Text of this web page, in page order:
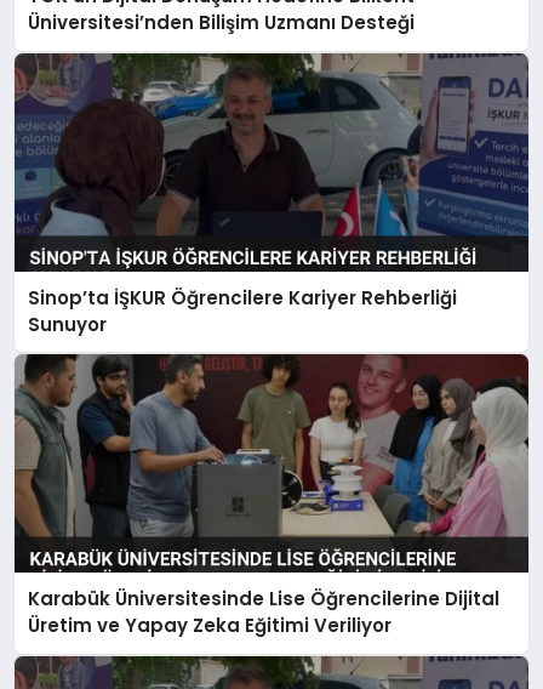
Üniversitesi’nden Bilişim Uzmanı Desteği
Sinop’ta İŞKUR Öğrencilere Kariyer Rehberliği
Sunuyor
Karabük Üniversitesinde Lise Öğrencilerine Dijital
Üretim ve Yapay Zeka Eğitimi Veriliyor